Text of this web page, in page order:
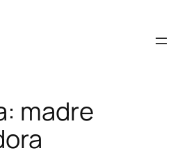
madre